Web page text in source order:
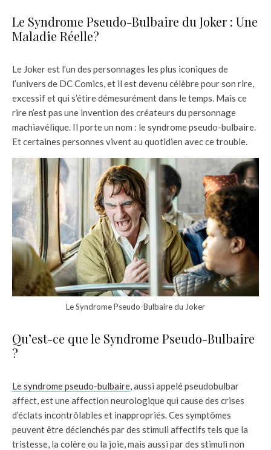
Le Syndrome Pseudo-Bulbaire du Joker : Une
Maladie Réelle?
Le Joker est l’un des personnages les plus iconiques de
l’univers de DC Comics, et il est devenu célèbre pour son rire,
excessif et qui s’étire démesurément dans le temps. Mais ce
rire n’est pas une invention des créateurs du personnage
machiavélique. Il porte un nom : le syndrome pseudo-bulbaire.
Et certaines personnes vivent au quotidien avec ce trouble.
Le Syndrome Pseudo-Bulbaire du Joker
Qu’est-ce que le Syndrome Pseudo-Bulbaire
?
Le syndrome pseudo-bulbaire, aussi appelé pseudobulbar
affect, est une affection neurologique qui cause des crises
d’éclats incontrôlables et inappropriés. Ces symptômes
peuvent être déclenchés par des stimuli affectifs tels que la
tristesse, la colère ou la joie, mais aussi par des stimuli non